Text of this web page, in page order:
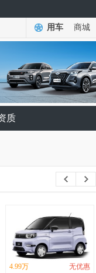
用车 商城
质
4.99万 无优惠